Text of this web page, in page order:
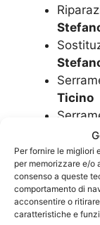
Per fornire le migliori
per memorizzare e/o
consenso a queste
comportamento di
acconsentire o
caratteristiche e
Ticino
Santo